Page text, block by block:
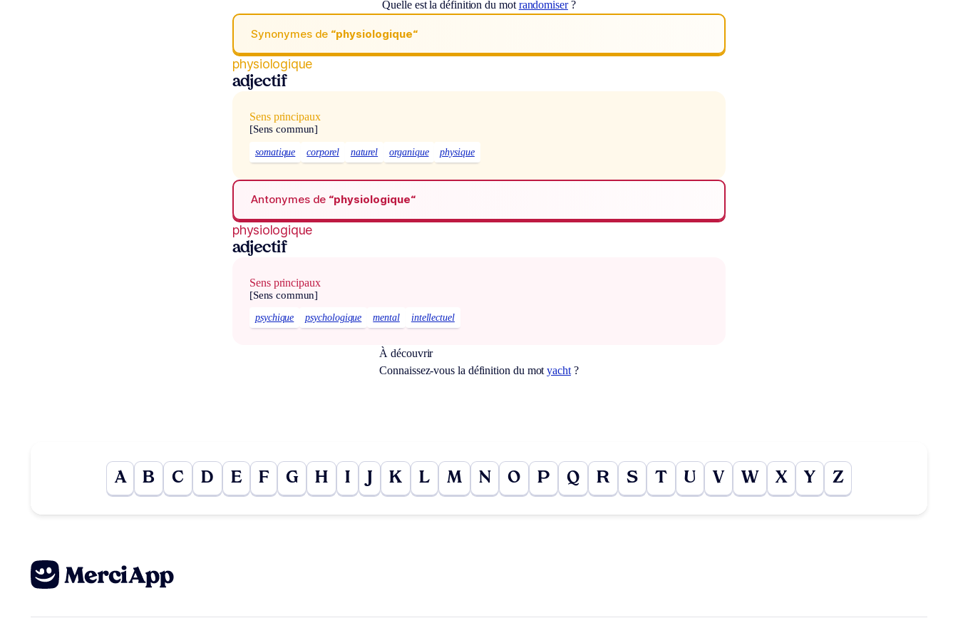
Quelle est la définition du mot randomiser?
Synonymes de “physiologique“
physiologique
adjectif
Sens principaux
[Sens commun]
somatique corporel naturel organique physique
Antonymes de “physiologique“
physiologique
adjectif
Sens principaux
[Sens commun]
psychique psychologique mental intellectuel
À découvrir
Connaissez-vous la définition du motyacht?
A B C D E F G H I J K L M N O P Q R S T U V W X Y Z